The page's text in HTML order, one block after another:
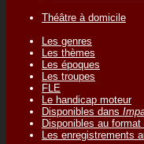
Théâtre à domicile
Les genres
Les thèmes
Les époques
Les troupes
FLE
Le handicap moteur
Disponibles dans
Disponibles au format
Les enregistrements